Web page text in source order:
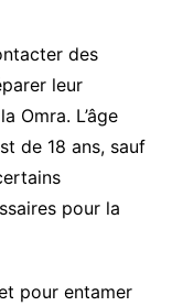
des
leur
Omra. L’âge
de 18 ans, sauf
pour la
pour entamer